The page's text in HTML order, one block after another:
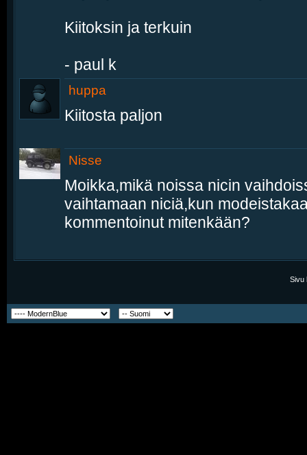
Kiitoksin ja terkuin
- paul k
huppa
Kiitosta paljon
Nisse
Moikka,mikä noissa nicin
vaihtamaan niciä,kun
kommentoinut mitenkään?
Sivu